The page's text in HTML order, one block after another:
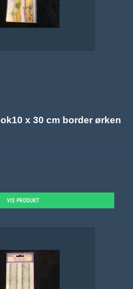
x 30 cm border ørken
VIS PRODUKT